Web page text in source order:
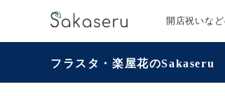
開店祝いな
フラスタ・楽屋花のSakaseru